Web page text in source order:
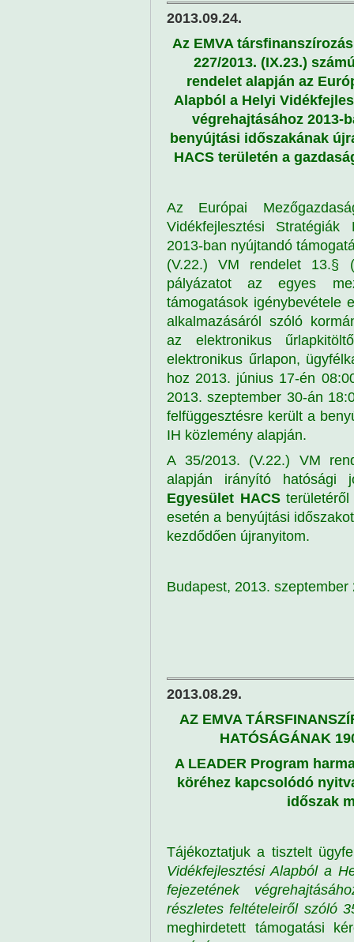
2013.09.24.
Az EMVA
227/2013. (IX.23.)
rendelet alapján az
Alapból a Helyi
végrehajtásához 2013-
benyújtási időszakának
HACS területén a
Az Európai
Vidékfejlesztési Stratégiák
2013-ban nyújtandó
(V.22.) VM rendelet 13.§
pályázatot az egyes
támogatások igénybevétele
alkalmazásáról szóló
az elektronikus
elektronikus űrlapon,
hoz 2013. június 17-én
2013. szeptember 30-án
felfüggesztésre került a
IH közlemény alapján.
A 35/2013. (V.22.) VM
alapján irányító hatósági
Egyesület HACS
esetén a benyújtási
kezdődően újranyitom.
Budapest, 2013. szeptember
2013.08.29.
AZ EMVA
HATÓSÁGÁNAK
A LEADER Program
köréhez kapcsolódó
időszak
Tájékoztatjuk a tisztelt
Vidékfejlesztési Alapból a
fejezetének
részletes feltételeiről szóló
meghirdetett támogatási